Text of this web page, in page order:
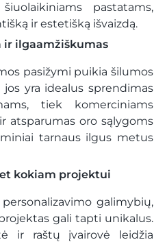
pastatams,
ir estetišką išvaizdą.
ir ilgaamžiškumas
pasižymi puikia šilumos
yra idealus sprendimas
tiek komerciniams
atsparumas oro sąlygoms
tarnaus ilgus metus
kokiam projektui
galimybių,
gali tapti unikalus.
ir raštų įvairovė leidžia